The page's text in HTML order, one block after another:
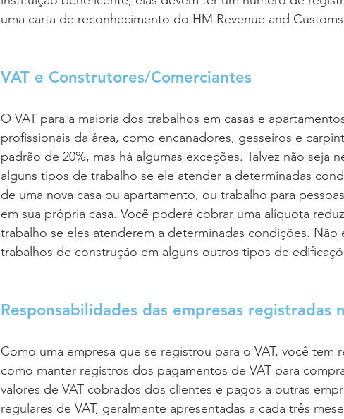
uma carta de reconhecimento do HM Revenue and Customs
VAT e Construtores/Comerciantes
O VAT para a maioria dos trabalhos em casas e
profissionais da área, como encanadores, gesseiros e
padrão de 20%, mas há algumas exceções. Talvez não seja
alguns tipos de trabalho se ele atender a determinadas
de uma nova casa ou apartamento, ou trabalho para
em sua própria casa. Você poderá cobrar uma alíquota
trabalho se eles atenderem a determinadas condições. Não
trabalhos de construção em alguns outros tipos de
Responsabilidades das empresas registradas
Como uma empresa que se registrou para o VAT, você tem
como manter registros dos pagamentos de VAT para
valores de VAT cobrados dos clientes e pagos a outras
regulares de VAT, geralmente apresentadas a cada três